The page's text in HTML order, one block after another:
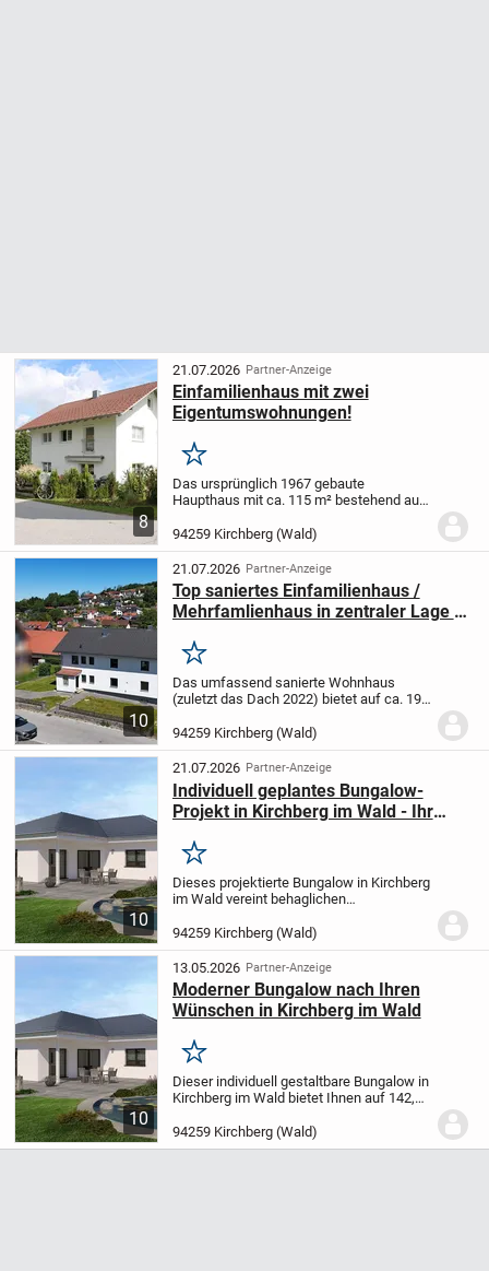
8
21.07.2026 Partner-Anzeige
Einfamilienhaus mit zwei
Eigentumswohnungen!
Merken
Das ursprünglich 1967 gebaute
Haupthaus mit ca. 115 m² bestehend aus
Dachgeschoss und wurde ab 2015
komplett saniert und renoviert.Im
Erdgeschoss befindet...
94259 Kirchberg (Wald)
10
21.07.2026 Partner-Anzeige
Top saniertes Einfamilienhaus /
Mehrfamlienhaus in zentraler Lage in
Merken
Das umfassend sanierte Wohnhaus
(zuletzt das Dach 2022) bietet auf ca. 190
Grundstück Platz für ein oder zwei
Familien.Die Immobilie verfügt über
insgesamt 10 Zimmer auf...
94259 Kirchberg (Wald)
10
21.07.2026 Partner-Anzeige
Individuell geplantes Bungalow-
Projekt in Kirchberg im Wald - Ihr
Merken
Dieses projektierte Bungalow in Kirchberg
im Wald vereint behaglichen
Gestaltungsmöglichkeiten und
hochwertige Ausstattung auf einer
großzügigen Fläche von 142,02 m². Mit...
94259 Kirchberg (Wald)
10
13.05.2026 Partner-Anzeige
Moderner Bungalow nach Ihren
Wünschen in Kirchberg im Wald
Merken
Dieser individuell gestaltbare Bungalow in
Kirchberg im Wald bietet Ihnen auf 142,02
hochwertige Ausstattung. Das Haus
verfügt über vier Räume, davon drei
94259 Kirchberg (Wald)